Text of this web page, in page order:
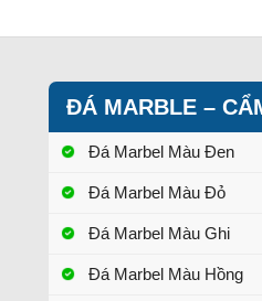
ĐÁ MARBLE –
Đá Marbel Màu Đen
Đá Marbel Màu Đỏ
Đá Marbel Màu Ghi
Đá Marbel Màu Hồng